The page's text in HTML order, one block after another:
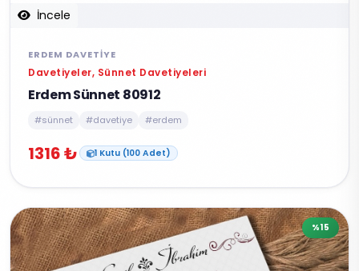
İncele
ERDEM DAVETIYE
Davetiyeler, Sünnet Davetiyeleri
Erdem Sünnet 80912
#sünnet #davetiye #erdem
1316 ₺ 1 Kutu (100 Adet)
%15